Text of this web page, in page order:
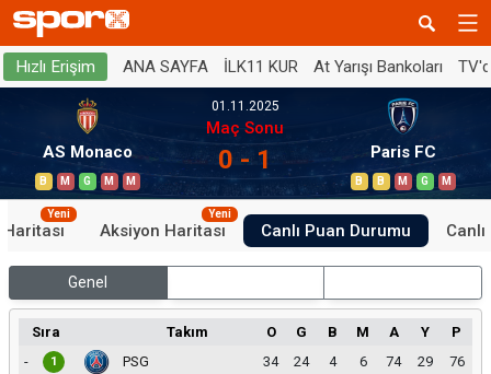
Hızlı Erişim ANA SAYFA İLK11 KUR At Yarışı Bankoları
AS Monaco
B M G M M
01.11.2025
Maç Sonu
0 - 1 Paris FC
B B M G M
Haritası
Yeni
Aksiyon Haritası
Yeni
Canlı Puan Durumu
Genel
Sıra Takım O G B M A Y
P
-
1 PSG 34 24 4 6 74 29
76